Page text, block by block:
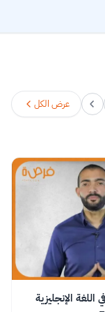
عرض الكل
اللغة الإنجليزية